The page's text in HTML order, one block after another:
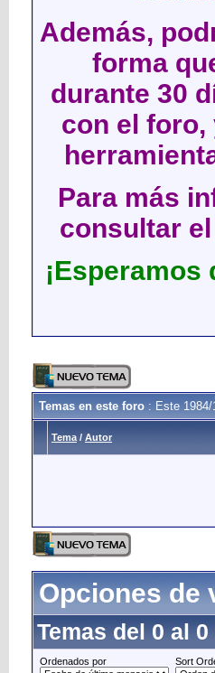
Además,
forma
durante 30
con el foro,
Para más
consultar
Temas en este foro : Este 1984/
Tema / Autor
Opciones de
Temas del 0 al 0
Ordenados por Sort